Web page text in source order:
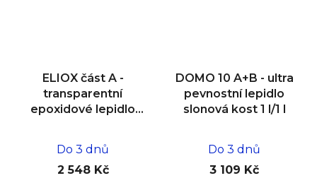
ELIOX část A -
transparentní
epoxidové lepidlo
Do 3 dnů
2 548 Kč
DOMO 10 A+B - ultra
pevnostní lepidlo
slonová kost 1 l/1 l
Do 3 dnů
3 109 Kč